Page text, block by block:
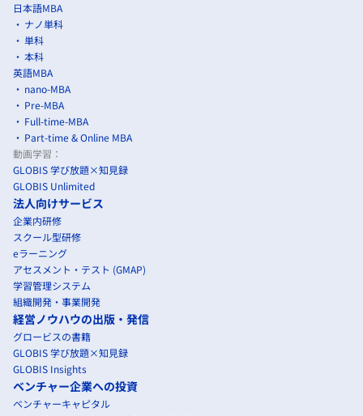
日本語MBA
ナノ単科
単科
本科
英語MBA
nano-MBA
Pre-MBA
Full-time-MBA
Part-time & Online MBA
動画学習：
GLOBIS 学び放題×知見録
GLOBIS Unlimited
法人向けサービス
企業内研修
スクール型研修
eラーニング
アセスメント・テスト (GMAP)
学習管理システム
組織開発・事業開発
経営ノウハウの出版・発信
グロービスの書籍
GLOBIS 学び放題×知見録
GLOBIS Insights
ベンチャー企業への投資
ベンチャーキャピタル